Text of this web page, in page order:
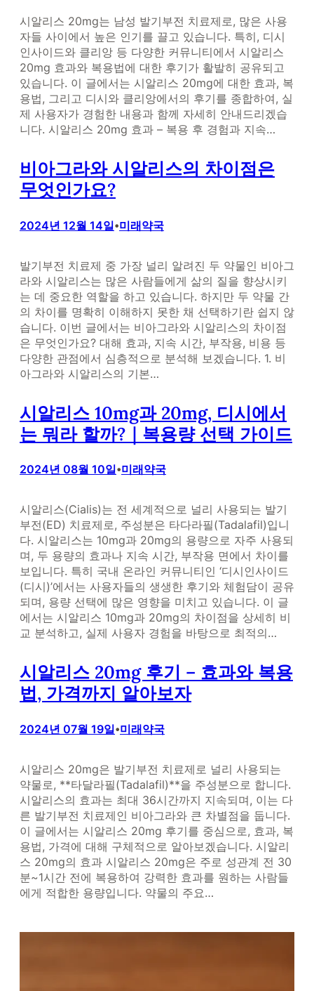
시알리스 20mg는 남성 발기부전 치료제로, 많은 사용
자들 사이에서 높은 인기를 끌고 있습니다. 특히, 디시
인사이드와 클리앙 등 다양한 커뮤니티에서 시알리스
20mg 효과와 복용법에 대한 후기가 활발히 공유되고
있습니다. 이 글에서는 시알리스 20mg에 대한 효과, 복
용법, 그리고 디시와 클리앙에서의 후기를 종합하여, 실
제 사용자가 경험한 내용과 함께 자세히 안내드리겠습
니다. 시알리스 20mg 효과 – 복용 후 경험과 지속…
비아그라와 시알리스의 차이점은
무엇인가요?
2024년 12월 14일•미래약국
발기부전 치료제 중 가장 널리 알려진 두 약물인 비아그
라와 시알리스는 많은 사람들에게 삶의 질을 향상시키
는 데 중요한 역할을 하고 있습니다. 하지만 두 약물 간
의 차이를 명확히 이해하지 못한 채 선택하기란 쉽지 않
습니다. 이번 글에서는 비아그라와 시알리스의 차이점
은 무엇인가요? 대해 효과, 지속 시간, 부작용, 비용 등
다양한 관점에서 심층적으로 분석해 보겠습니다. 1. 비
아그라와 시알리스의 기본…
시알리스 10mg과 20mg, 디시에서
는 뭐라 할까?｜복용량 선택 가이드
2024년 08월 10일•미래약국
시알리스(Cialis)는 전 세계적으로 널리 사용되는 발기
부전(ED) 치료제로, 주성분은 타다라필(Tadalafil)입니
다. 시알리스는 10mg과 20mg의 용량으로 자주 사용되
며, 두 용량의 효과나 지속 시간, 부작용 면에서 차이를
보입니다. 특히 국내 온라인 커뮤니티인 ‘디시인사이드
(디시)’에서는 사용자들의 생생한 후기와 체험담이 공유
되며, 용량 선택에 많은 영향을 미치고 있습니다. 이 글
에서는 시알리스 10mg과 20mg의 차이점을 상세히 비
교 분석하고, 실제 사용자 경험을 바탕으로 최적의…
시알리스 20mg 후기 – 효과와 복용
법, 가격까지 알아보자
2024년 07월 19일•미래약국
시알리스 20mg은 발기부전 치료제로 널리 사용되는
약물로, **타달라필(Tadalafil)**을 주성분으로 합니다.
시알리스의 효과는 최대 36시간까지 지속되며, 이는 다
른 발기부전 치료제인 비아그라와 큰 차별점을 둡니다.
이 글에서는 시알리스 20mg 후기를 중심으로, 효과, 복
용법, 가격에 대해 구체적으로 알아보겠습니다. 시알리
스 20mg의 효과 시알리스 20mg은 주로 성관계 전 30
분~1시간 전에 복용하여 강력한 효과를 원하는 사람들
에게 적합한 용량입니다. 약물의 주요…